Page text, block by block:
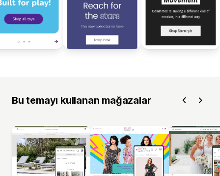
Bu temayı kullanan mağazalar